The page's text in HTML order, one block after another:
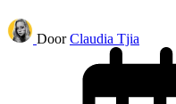
Door Claudia Tjia